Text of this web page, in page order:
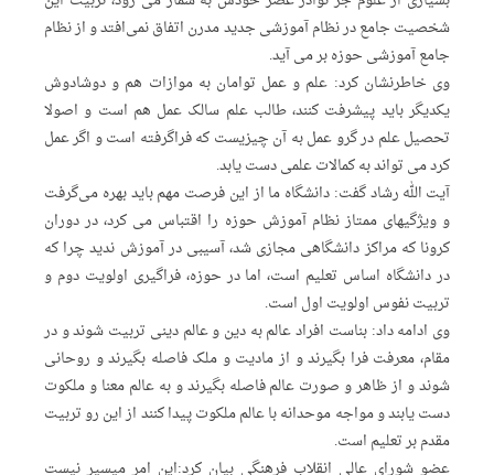
شخصیت جامع در نظام آموزشی جدید مدرن اتفاق نمی‌افتد و از نظام
جامع آموزشی حوزه بر می آید.
وی خاطرنشان کرد: علم و عمل توامان به موازات هم و دوشادوش
یکدیگر باید پیشرفت کنند، طالب علم سالک عمل هم است و اصولا
تحصیل علم در گرو عمل به آن چیزیست که فراگرفته است و اگر عمل
کرد می تواند به کمالات علمی دست یابد.
آیت الله رشاد گفت: دانشگاه ما از این فرصت مهم باید بهره می‌گرفت
و ویژگیهای ممتاز نظام آموزش حوزه را اقتباس می کرد، در دوران
کرونا که مراکز دانشگاهی مجازی شد، آسیبی در آموزش ندید چرا که
در دانشگاه اساس تعلیم است، اما در حوزه، فراگیری اولویت دوم و
تربیت نفوس اولویت اول است.
وی ادامه داد: بناست افراد عالم به دین و عالم دینی تربیت شوند و در
مقام، معرفت فرا بگیرند و از مادیت و ملک فاصله بگیرند و روحانی
شوند و از ظاهر و صورت عالم فاصله بگیرند و به عالم معنا و ملکوت
دست یابند و مواجه موحدانه با عالم ملکوت پیدا کنند از این رو تربیت
مقدم بر تعلیم است.
عضو شورای عالی انقلاب فرهنگی بیان کرد:این امر میسیر نیست